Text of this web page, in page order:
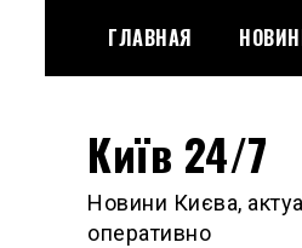
content
ГЛАВНАЯ
Київ 24/7
Новини Києва,
оперативно